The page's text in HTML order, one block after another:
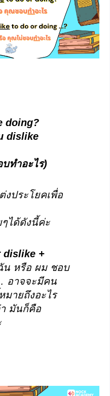
doing?
dislike
ทำอะไร)
งประโยคเพื่อ
ๆได้ดังนี้ค่ะ
dislike +
น หรือ ผม ชอบ
อาจจะมีคน
มายถึงอะไร
มันก็คือ